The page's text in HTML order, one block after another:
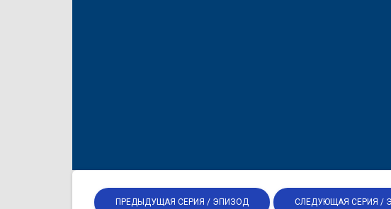
ПРЕДЫДУЩАЯ СЕРИЯ / ЭПИЗОД СЛЕДУЮЩАЯ СЕРИЯ /